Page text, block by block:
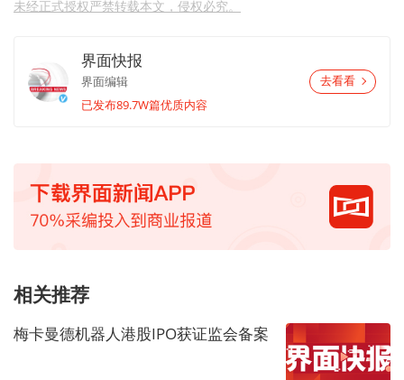
未经正式授权严禁转载本文，侵权必究。
界面快报
界面编辑
已发布89.7W篇优质内容
去看看
相关推荐
梅卡曼德机器人港股IPO获证监会备案